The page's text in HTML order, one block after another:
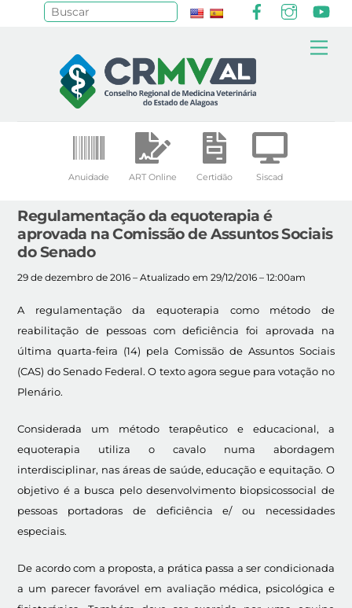
Anuidade ART Online Certidão Siscad
Regulamentação da equoterapia é
aprovada na Comissão de Assuntos Sociais
do Senado
29 de dezembro de 2016 – Atualizado em 29/12/2016 – 12:00am
A regulamentação da equoterapia como método de
reabilitação de pessoas com deficiência foi aprovada na
última quarta-feira (14) pela Comissão de Assuntos Sociais
(CAS) do Senado Federal. O texto agora segue para votação no
Plenário.
Considerada um método terapêutico e educacional, a
equoterapia utiliza o cavalo numa abordagem
interdisciplinar, nas áreas de saúde, educação e equitação. O
objetivo é a busca pelo desenvolvimento biopsicossocial de
pessoas portadoras de deficiência e/ ou necessidades
especiais.
De acordo com a proposta, a prática passa a ser condicionada
a um parecer favorável em avaliação médica, psicológica e